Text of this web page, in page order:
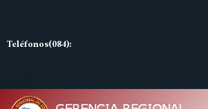
Teléfonos(084):